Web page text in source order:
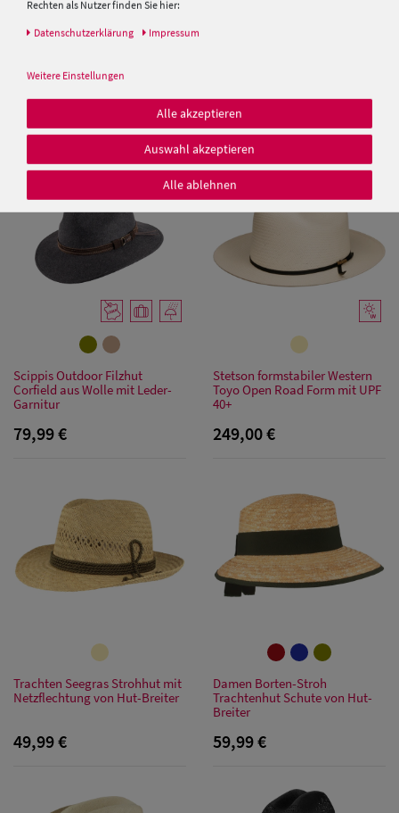
59,99 €
49,99 €
149,50 €
Scippis Outdoor Filzhut
Corfield aus Wolle mit Leder-
Garnitur
79,99 €
Stetson formstabiler Western
Toyo Open Road Form mit UPF
40+
249,00 €
Trachten Seegras Strohhut mit
Netzflechtung von Hut-Breiter
49,99 €
Damen Borten-Stroh
Trachtenhut Schute von Hut-
Breiter
59,99 €
Rechten als Nutzer finden Sie hier:
Daten­schutz­erklärung Impressum
Weitere Einstellungen
Alle akzeptieren
Auswahl akzeptieren
Alle ablehnen